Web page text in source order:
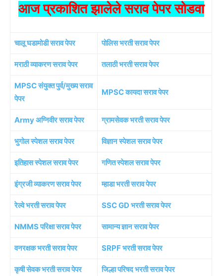
आज प्रकाशित झालेले सराव पेपर सोडवा
चालू घडामोडी सराव पेपर पोलिस भरती सराव पेपर
मराठी व्याकरण सराव पेपर तलाठी भरती सराव पेपर
MPSC संयुक्त पुर्व/मुख्य सराव
पेपर
MPSC कायदा सराव पेपर
Army अग्निवीर सराव पेपर ग्रामसेवक भरती सराव पेपर
भुगोल स्पेशल सराव पेपर विज्ञान स्पेशल सराव पेपर
इतिहास स्पेशल सराव पेपर गणित स्पेशल सराव पेपर
इंग्रजी व्याकरण सराव पेपर म्हाडा भरती सराव पेपर
रेल्वे भरती सराव पेपर SSC GD भरती सराव पेपर
NMMS परिक्षा सराव पेपर सामान्य ज्ञान सराव पेपर
वनरक्षक भरती सराव पेपर SRPF भरती सराव पेपर
कृषी सेवक भरती सराव पेपर जिल्हा परिषद भरती सराव पेपर